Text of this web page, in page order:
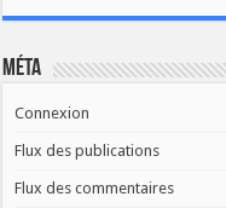
Méta
Connexion
Flux des publications
Flux des commentaires